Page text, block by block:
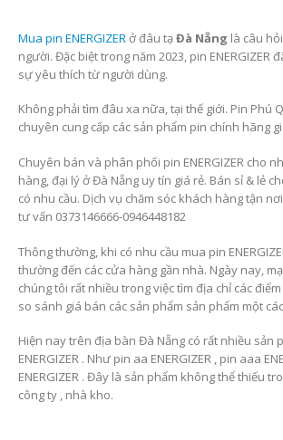
Mua pin ENERGIZERở đâu tạ Đà Nẵng là câu
người. Đặc biệt trong năm 2023, pin ENERGIZER
sự yêu thích từ người dùng.
Không phải tìm đâu xa nữa, tại thế giới. Pin Phú
chuyên cung cấp các sản phẩm pin chính hãng
Chuyên bán và phân phối pin ENERGIZER cho
hàng, đại lý ở Đà Nẵng uy tín giá rẻ. Bán sỉ & lẻ
có nhu cầu. Dịch vụ chăm sóc khách hàng tận
tư vấn 0373146666-0946448182
Thông thường, khi có nhu cầu mua pin
thường đến các cửa hàng gần nhà. Ngày nay,
chúng tôi rất nhiều trong việc tìm địa chỉ các
so sánh giá bán các sản phẩm sản phẩm một
Hiện nay trên địa bàn Đà Nẵng có rất nhiều sản
ENERGIZER . Như pin aa ENERGIZER , pin aaa
ENERGIZER . Đây là sản phẩm không thể thiếu
công ty , nhà kho.